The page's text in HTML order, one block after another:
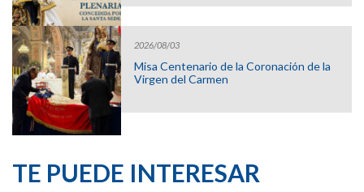
2026/08/03
Misa Centenario de la Coronación de la
Virgen del Carmen
TE PUEDE INTERESAR